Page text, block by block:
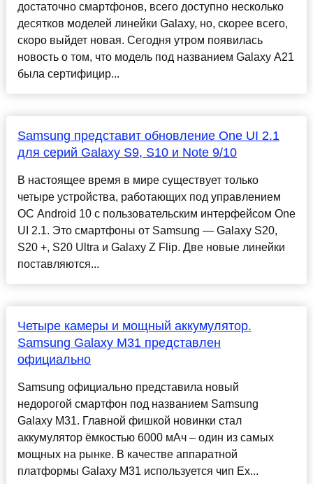
достаточно смартфонов, всего доступно несколько
десятков моделей линейки Galaxy, но, скорее всего,
скоро выйдет новая. Сегодня утром появилась
новость о том, что модель под названием Galaxy A21
была сертифицир...
Samsung представит обновление One UI 2.1
для серий Galaxy S9, S10 и Note 9/10
В настоящее время в мире существует только
четыре устройства, работающих под управлением
ОС Android 10 с пользовательским интерфейсом One
UI 2.1. Это смартфоны от Samsung — Galaxy S20,
S20 +, S20 Ultra и Galaxy Z Flip. Две новые линейки
поставляются...
Четыре камеры и мощный аккумулятор.
Samsung Galaxy M31 представлен
официально
Samsung официально представила новый
недорогой смартфон под названием Samsung
Galaxy M31. Главной фишкой новинки стал
аккумулятор ёмкостью 6000 мАч – один из самых
мощных на рынке. В качестве аппаратной
платформы Galaxy M31 используется чип Ex...